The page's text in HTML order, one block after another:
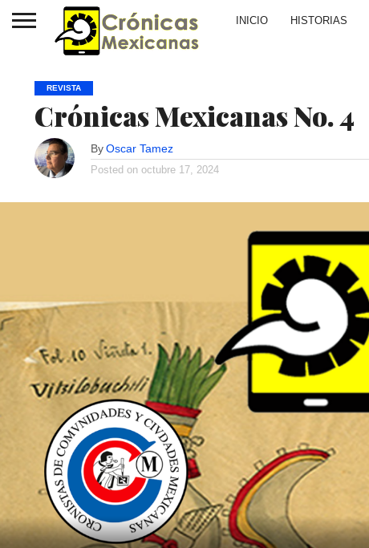
INICIO HISTORIAS
REVISTA
Crónicas Mexicanas No. 4
ByOscar Tamez
Posted on octubre 17, 2024